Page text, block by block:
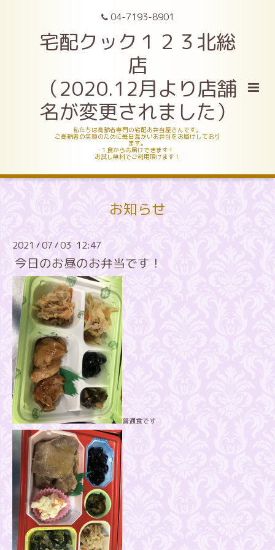
04-7193-8901
宅配クック１２３北総
店
（2020.12月より店舗
名が変更されました）
私たちは高齢者専門の宅配お弁当屋さんです。
ご高齢者の笑顔のために毎日温かいお弁当をお届けしており
ます。
１食からお届けできます！
お試し無料でご利用頂けます！
お知らせ
2021 /07 /03 12:47
今日のお昼のお弁当です！
普通食です